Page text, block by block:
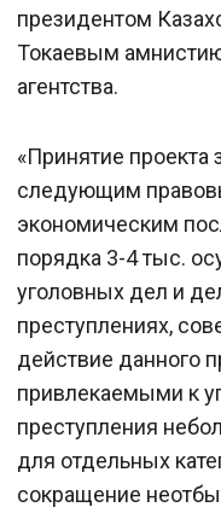
президентом
Токаевым
агентства.
«Принятие проекта
следующим
экономическим
порядка 3-4 тыс.
уголовных дел и
преступлениях,
действие данного
привлекаемыми к
преступления
для отдельных
сокращение